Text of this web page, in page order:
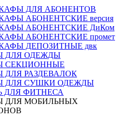
ДЛЯ АБОНЕНТОВ
АБОНЕНТСКИЕ версия
АБОНЕНТСКИЕ ДиКом
АБОНЕНТСКИЕ промет
ДЕПОЗИТНЫЕ двк
ДЛЯ ОДЕЖДЫ
СЕКЦИОННЫЕ
РАЗДЕВАЛОК
ДЛЯ СУШКИ ОДЕЖДЫ
ДЛЯ ФИТНЕСА
ДЛЯ МОБИЛЬНЫХ